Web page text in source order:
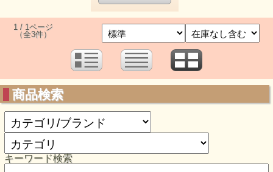
1 / 1ページ
（全3件）
商品検索
キーワード検索